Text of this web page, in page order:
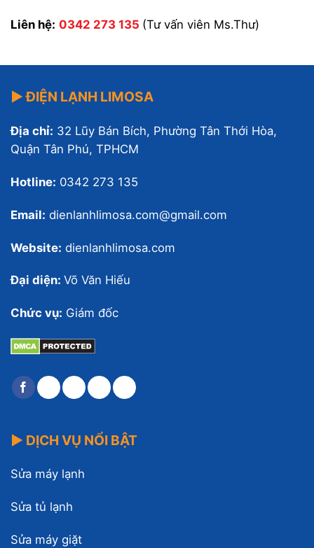
Liên hệ: 0342 273 135 (Tư vấn viên Ms.Thư)
▶ ĐIỆN LẠNH LIMOSA
Địa chỉ: 32 Lũy Bán Bích, Phường Tân Thới Hòa,
Quận Tân Phú, TPHCM
Hotline: 0342 273 135
Email: dienlanhlimosa.com@gmail.com
Website: dienlanhlimosa.com
Đại diện: Võ Văn Hiếu
Chức vụ: Giám đốc
▶ DỊCH VỤ NỔI BẬT
Sửa máy lạnh
Sửa tủ lạnh
Sửa máy giặt